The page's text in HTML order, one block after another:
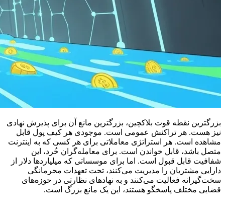
بزرگترین نقطه قوت بلاکچین، بزرگترین مانع آن برای پذیرش نهادی
نیز هست. هر تراکنش عمومی است. موجودی هر کیف پول قابل
مشاهده است. هر استراتژی معاملاتی برای هر کسی که به اینترنت
متصل باشد، قابل خواندن است. برای معامله‌گران خُرد، این
شفافیت قابل قبول است. اما برای موسساتی که میلیاردها دلار از
دارایی مشتریان را مدیریت می‌کنند، تحت تعهدات محرمانگی
سخت‌گیرانه فعالیت می‌کنند و به نهادهای نظارتی در حوزه‌های
قضایی مختلف پاسخگو هستند، این یک مانع بزرگ است.